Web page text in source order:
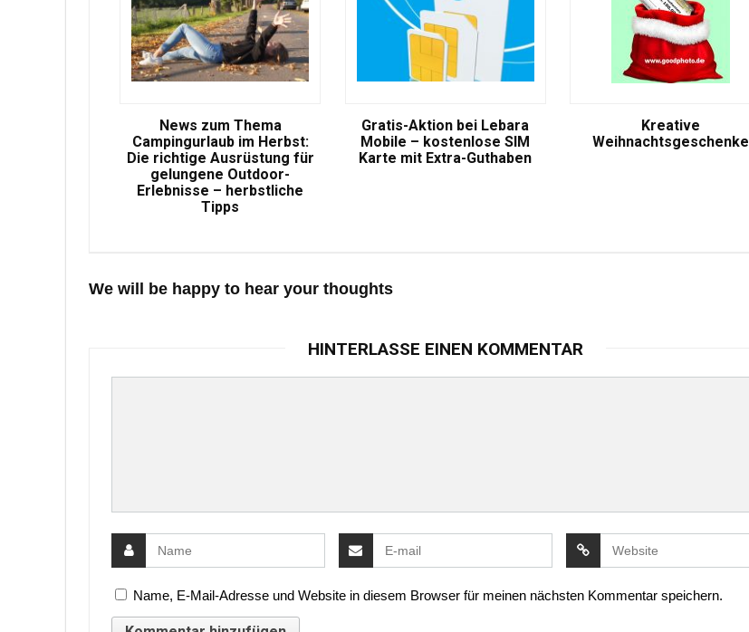
News zum Thema
Campingurlaub im Herbst:
Die richtige Ausrüstung für
gelungene Outdoor-
Erlebnisse – herbstliche
Tipps
Gratis-Aktion bei Lebara
Mobile – kostenlose SIM
Karte mit Extra-Guthaben
Kreative
Weihnachtsgeschenke
We will be happy to hear your thoughts
HINTERLASSE EINEN KOMMENTAR
Name, E-Mail-Adresse und Website in diesem Browser für meinen nächsten Kommentar speichern.